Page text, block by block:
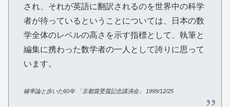
され、それが英語に翻訳されるのを世界中の科学
者が待っているということについては、日本の数
学全体のレベルの高さを示す指標として、執筆と
編集に携わった数学者の一人として誇りに思って
います。
確率論と歩いた60年 「京都賞受賞記念講演会」 1999/12/25